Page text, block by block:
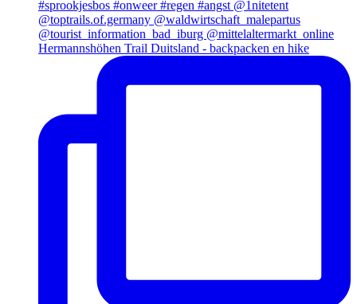
Hermannshöhen Trail Duitsland - backpacken en hike